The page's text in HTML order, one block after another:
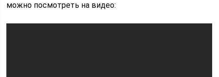
можно посмотреть на видео: